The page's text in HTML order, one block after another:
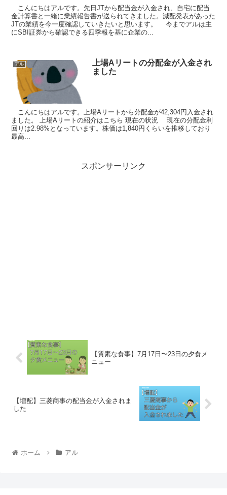
こんにちはアルです。先日JTから配当金が入金され、自宅に配当
金計算書と一緒に業績報告書が送られてきました。減配発表があった
JTの業績を今一度確認していきたいと思います。 今までアルは主
にSBI証券から確認できる四季報を基に企業の...
アル
上場Aリートの分配金が入金され
ました
こんにちはアルです。上場Aリートから分配金が42,304円入金され
ました。 上場Aリートの紹介はこちら 現在の状況 現在の分配金利
回りは2.98%となっています。株価は1,840円くらいを推移しており
最高...
スポンサーリンク
【質素な食事】7月17日〜23日の夕食メ
ニュー
【増配】三菱商事の配当金が入金されま
した
ホーム アル